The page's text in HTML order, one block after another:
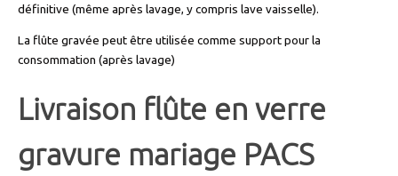
définitive (même après lavage, y compris lave vaisselle).
La flûte gravée peut être utilisée comme support pour la
consommation (après lavage)
Livraison flûte en verre
gravure mariage PACS